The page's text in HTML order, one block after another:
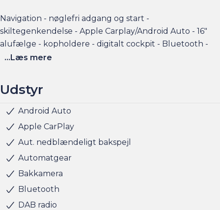
Navigation - nøglefri adgang og start -
skiltegenkendelse - Apple Carplay/Android Auto - 16"
alufælge - kopholdere - digitalt cockpit - Bluetooth -
DAB radio - LED kørelys og baglygter - automatisk
Elbilsinfo:
Rækkevidde: (WLTP): 312 km
Hurtigladning: 85 kw (10-80% = ca. 25 min)
Husk at booke en forudgående aftale om besigtigelse
eller prøvetur direkte via am.dk eller på telefon 36 93 15
00 så er bilen gjort klar, når du kommer, og der er tid til
...Læs mere
Udstyr
Android Auto
Apple CarPlay
Aut. nedblændeligt bakspejl
Automatgear
Bakkamera
Bluetooth
DAB radio
Nøglefri start
Kørecomputer
16" Alufælge
LED baglygter
LED kørelys
Metallak
Kopholder
6 Airbags
Automatisk nødbremsesystem
ESP
Lyssensor
Isofix
Startspærre
Skiltegenkendelse